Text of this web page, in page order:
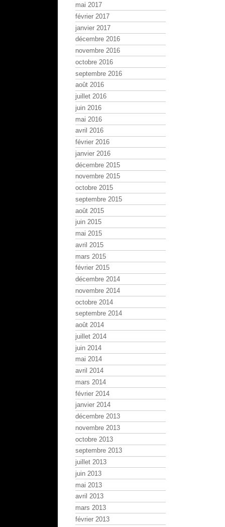
mai 2017
février 2017
janvier 2017
décembre 2016
novembre 2016
octobre 2016
septembre 2016
août 2016
juillet 2016
juin 2016
mai 2016
avril 2016
février 2016
janvier 2016
décembre 2015
novembre 2015
octobre 2015
septembre 2015
août 2015
juin 2015
mai 2015
avril 2015
mars 2015
février 2015
décembre 2014
novembre 2014
octobre 2014
septembre 2014
août 2014
juillet 2014
juin 2014
mai 2014
avril 2014
mars 2014
février 2014
janvier 2014
décembre 2013
novembre 2013
octobre 2013
septembre 2013
juillet 2013
juin 2013
mai 2013
avril 2013
mars 2013
février 2013